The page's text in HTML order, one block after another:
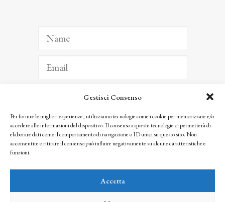
Gestisci Consenso
Per fornire le migliori esperienze, utilizziamo tecnologie come i cookie per memorizzare e/o
accedere alle informazioni del dispositivo. Il consenso a queste tecnologie ci permetterà di
elaborare dati come il comportamento di navigazione o ID unici su questo sito. Non
acconsentire o ritirare il consenso può influire negativamente su alcune caratteristiche e
funzioni.
Accetta
ISCRIVITI
Facendo clic per iscriverti, riconosci che le tue informazioni saranno trattate
seguendo la nostra Privacy Policy
© 2025 Istituto Matteucci. All right reserved
l’autorizzazione scritta dei proprietari dei diritti e dell’Istituto Matteucci